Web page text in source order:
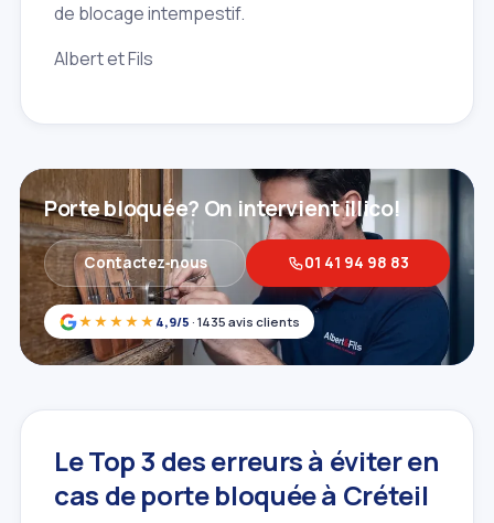
de blocage intempestif.
Albert et Fils
★★★★★ 4,9/5 · 1435 avis clients
Porte bloquée? On intervient illico!
Contactez‑nous 01 41 94 98 83
Le Top 3 des erreurs à éviter en
cas de porte bloquée à Créteil